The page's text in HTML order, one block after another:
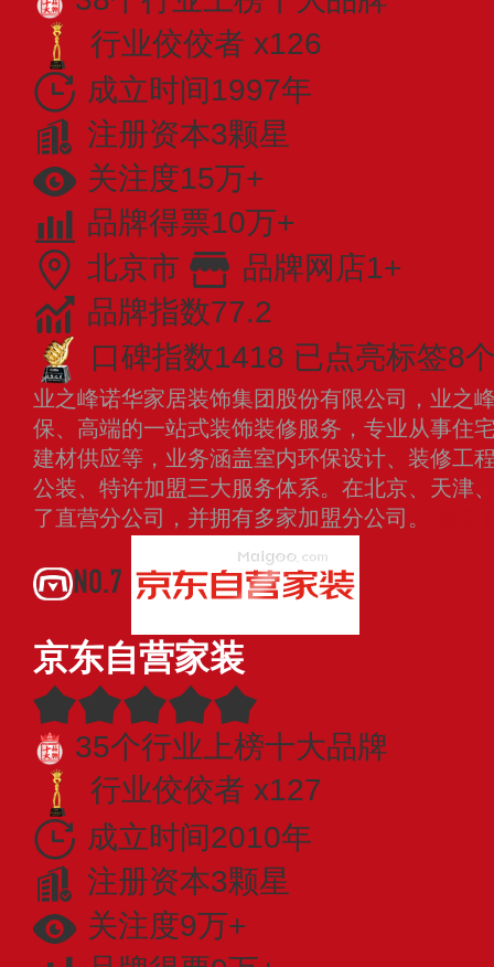
行业佼佼者 x126
成立时间1997年
注册资本3颗星
关注度15万+
品牌得票10万+
北京市
品牌网店1+
品牌指数77.2
口碑指数1418 已点亮标签8
业之峰诺华家居装饰集团股份有限公司，业之
保、高端的一站式装饰装修服务，专业从事住
建材供应等，业务涵盖室内环保设计、装修工
公装、特许加盟三大服务体系。在北京、天津
了直营分公司，并拥有多家加盟分公司。
NO.7
京东自营家装
35个行业上榜十大品牌
行业佼佼者 x127
成立时间2010年
注册资本3颗星
关注度9万+